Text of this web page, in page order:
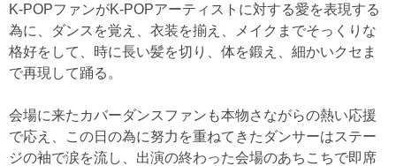
K-POPファンがK-POPアーティストに対する愛を表現する
為に、ダンスを覚え、衣装を揃え、メイクまでそっくりな
格好をして、時に長い髪を切り、体を鍛え、細かいクセま
で再現して踊る。
会場に来たカバーダンスファンも本物さながらの熱い応援
で応え、この日の為に努力を重ねてきたダンサーはステー
ジの袖で涙を流し、出演の終わった会場のあちこちで即席